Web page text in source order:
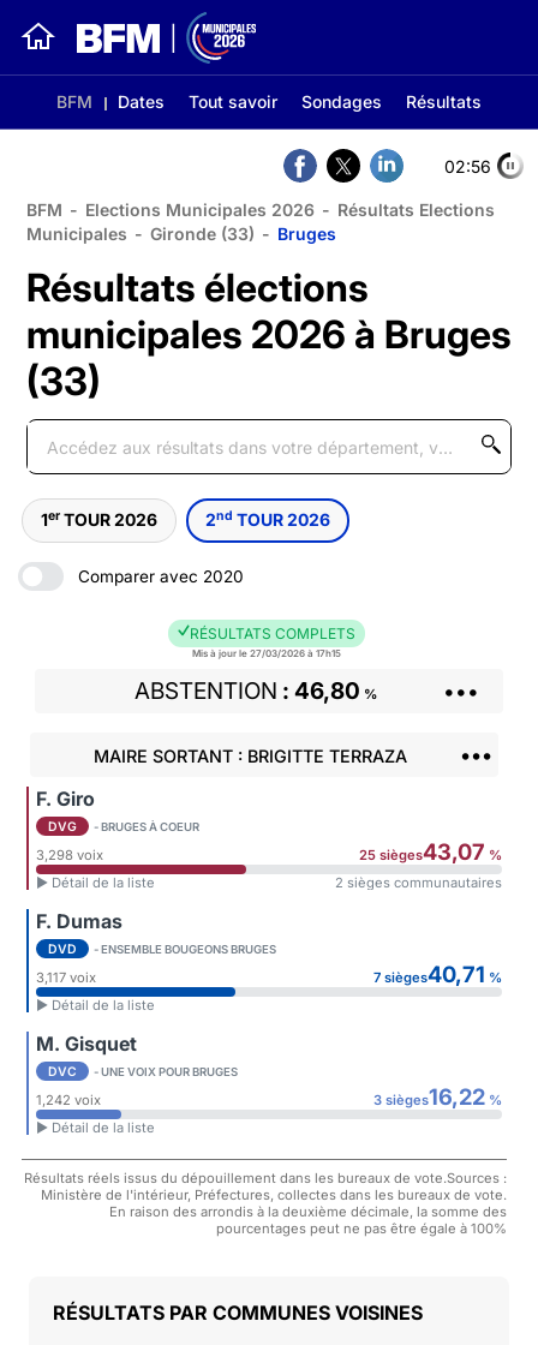
BFM Dates Tout savoir Sondages Résultats
02:56
BFM - Elections Municipales 2026 - Résultats Elections
Municipales - Gironde (33) - Bruges
Résultats élections
municipales 2026 à Bruges
(33)
1er TOUR 2026 2nd TOUR 2026
Comparer avec 2020
RÉSULTATS COMPLETS
Mis à jour le 27/03/2026 à 17h15
ABSTENTION 46,80 % •••
MAIRE SORTANT : BRIGITTE TERRAZA •••
F. Giro
DVG - BRUGES À COEUR
3,298 voix 25 sièges43,07 %
► Détail de la liste
2 sièges communautaires
F. Dumas
DVD - ENSEMBLE BOUGEONS BRUGES
3,117 voix 7 sièges40,71 %
► Détail de la liste
M. Gisquet
DVC - UNE VOIX POUR BRUGES
1,242 voix 3 sièges16,22%
► Détail de la liste
Résultats réels issus du dépouillement dans les bureaux de vote.Sources :
Ministère de l'intérieur, Préfectures, collectes dans les bureaux de vote.
En raison des arrondis à la deuxième décimale, la somme des
pourcentages peut ne pas être égale à 100%
COMMUNES VOISINES